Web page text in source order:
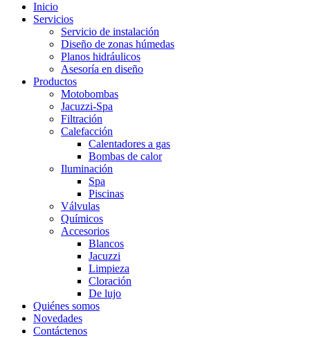
Inicio
Servicios
Servicio de instalación
Diseño de zonas húmedas
Planos hidráulicos
Asesoría en diseño
Productos
Motobombas
Jacuzzi-Spa
Filtración
Calefacción
Calentadores a gas
Bombas de calor
Iluminación
Spa
Piscinas
Válvulas
Químicos
Accesorios
Blancos
Jacuzzi
Limpieza
Cloración
De lujo
Quiénes somos
Novedades
Contáctenos